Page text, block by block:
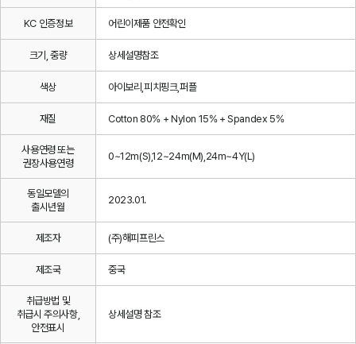
KC 인증정보 어린이제품 안전확인
크기, 중량 상세설명참조
색상 아이보리,피치핑크,퍼플
재질 Cotton 80% + Nylon 15% + Spandex 5%
사용연령 또는
권장사용연령
0~12m(S),12~24m(M),24m~4Y(L)
동일모델의
출시년월
2023.01.
제조자 (주)해피프린스
제조국 중국
취급방법 및
취급시 주의사항,
안전표시
상세설명 참조